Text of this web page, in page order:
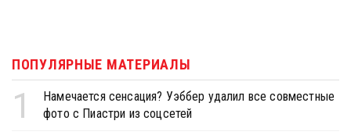
ПОПУЛЯРНЫЕ МАТЕРИАЛЫ
1
Намечается сенсация? Уэббер удалил все совместные
фото с Пиастри из соцсетей